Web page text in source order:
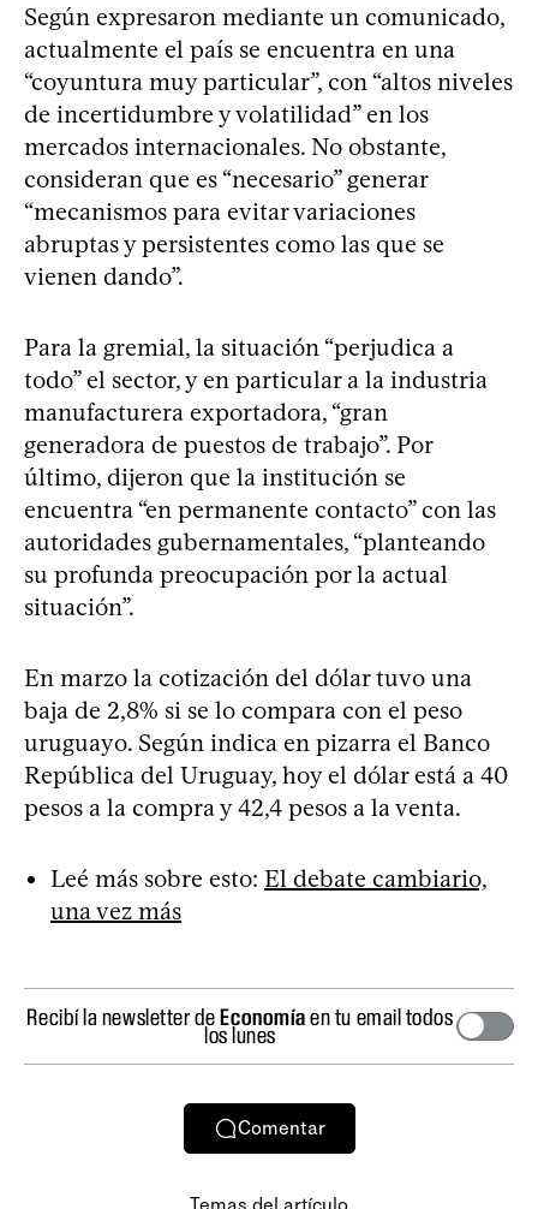
Según expresaron mediante un comunicado,
actualmente el país se encuentra en una
“coyuntura muy particular”, con “altos niveles
de incertidumbre y volatilidad” en los
mercados internacionales. No obstante,
consideran que es “necesario” generar
“mecanismos para evitar variaciones
abruptas y persistentes como las que se
vienen dando”.
Para la gremial, la situación “perjudica a
todo” el sector, y en particular a la industria
manufacturera exportadora, “gran
generadora de puestos de trabajo”. Por
último, dijeron que la institución se
encuentra “en permanente contacto” con las
autoridades gubernamentales, “planteando
su profunda preocupación por la actual
situación”.
En marzo la cotización del dólar tuvo una
baja de 2,8% si se lo compara con el peso
uruguayo. Según indica en pizarra el Banco
República del Uruguay, hoy el dólar está a 40
pesos a la compra y 42,4 pesos a la venta.
Leé más sobre esto: El debate cambiario,
una vez más
Recibí la newsletter deEconomíaen tu email todos
los lunes
Comentar
Temas del artículo